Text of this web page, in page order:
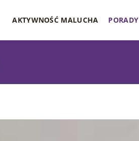
AKTYWNOŚĆ MALUCHA PORADY